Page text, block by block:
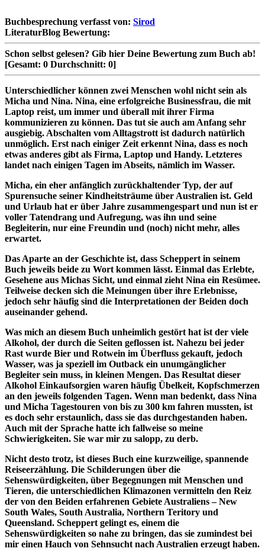
Buchbesprechung verfasst von: Sirod
LiteraturBlog Bewertung:
Schon selbst gelesen? Gib hier Deine Bewertung zum Buch ab!
[Gesamt: 0 Durchschnitt: 0]
Unterschiedlicher können zwei Menschen wohl nicht sein als
Micha und Nina. Nina, eine erfolgreiche Businessfrau, die mit
Laptop reist, um immer und überall mit ihrer Firma
kommunizieren zu können. Das tut sie auch am Anfang sehr
ausgiebig. Abschalten vom Alltagstrott ist dadurch natürlich
unmöglich. Erst nach einiger Zeit erkennt Nina, dass es noch
etwas anderes gibt als Firma, Laptop und Handy. Letzteres
landet nach einigen Tagen im Abseits, nämlich im Wasser.
Micha, ein eher anfänglich zurückhaltender Typ, der auf
Spurensuche seiner Kindheitsträume über Australien ist. Geld
und Urlaub hat er über Jahre zusammengespart und nun ist er
voller Tatendrang und Aufregung, was ihn und seine
Begleiterin, nur eine Freundin und (noch) nicht mehr, alles
erwartet.
Das Aparte an der Geschichte ist, dass Scheppert in seinem
Buch jeweils beide zu Wort kommen lässt. Einmal das Erlebte,
Gesehene aus Michas Sicht, und einmal zieht Nina ein Resümee.
Teilweise decken sich die Meinungen über ihre Erlebnisse,
jedoch sehr häufig sind die Interpretationen der Beiden doch
auseinander gehend.
Was mich an diesem Buch unheimlich gestört hat ist der viele
Alkohol, der durch die Seiten geflossen ist. Nahezu bei jeder
Rast wurde Bier und Rotwein im Überfluss gekauft, jedoch
Wasser, was ja speziell im Outback ein unumgänglicher
Begleiter sein muss, in kleinen Mengen. Das Resultat dieser
Alkohol Einkaufsorgien waren häufig Übelkeit, Kopfschmerzen
an den jeweils folgenden Tagen. Wenn man bedenkt, dass Nina
und Micha Tagestouren von bis zu 300 km fahren mussten, ist
es doch sehr erstaunlich, dass sie das durchgestanden haben.
Auch mit der Sprache hatte ich fallweise so meine
Schwierigkeiten. Sie war mir zu salopp, zu derb.
Nicht desto trotz, ist dieses Buch eine kurzweilige, spannende
Reiseerzählung. Die Schilderungen über die
Sehenswürdigkeiten, über Begegnungen mit Menschen und
Tieren, die unterschiedlichen Klimazonen vermitteln den Reiz
der von den Beiden erfahrenen Gebiete Australiens – New
South Wales, South Australia, Northern Teritory und
Queensland. Scheppert gelingt es, einem die
Sehenswürdigkeiten so nahe zu bringen, das sie zumindest bei
mir einen Hauch von Sehnsucht nach Australien erzeugt haben.